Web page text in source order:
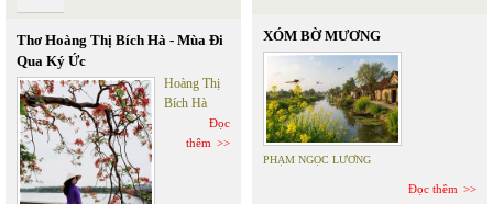
Thơ Hoàng Thị Bích Hà - Mùa Đi
Qua Ký Ức
Hoàng Thị
Bích Hà
Đọc
thêm
XÓM BỜ MƯƠNG
PHẠM NGỌC LƯƠNG
Đọc thêm